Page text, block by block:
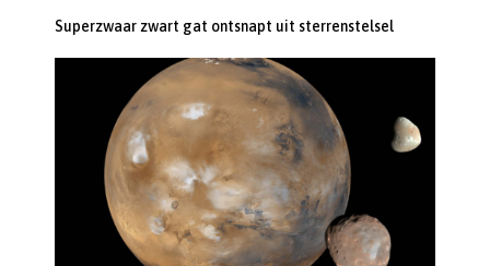
Superzwaar zwart gat ontsnapt uit sterrenstelsel